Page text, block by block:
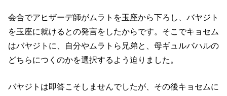
会合でアヒザーデ師がムラトを玉座から下ろし、バヤジト
を玉座に就けるとの発言をしたからです。そこでキョセム
はバヤジトに、自分やムラトら兄弟と、母ギュルバハルの
どちらにつくのかを選択するよう迫りました。
バヤジトは即答こそしませんでしたが、その後キョセムに